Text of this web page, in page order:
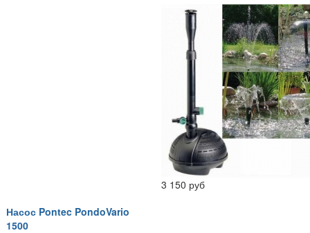
3 150 руб
Насос Pontec PondoVario
1500